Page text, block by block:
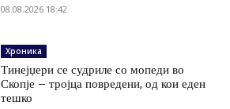
08.08.2026 18:42
Хроника
Тинејџери се судриле со мопеди во
Скопје – тројца повредени, од кои еден
тешко